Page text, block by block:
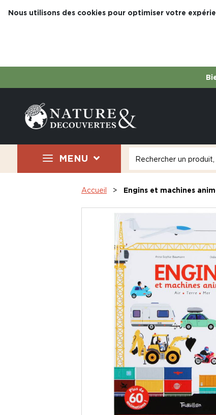
Nous utilisons des cookies pour optimiser votre
MENU
Accueil Engins et machines